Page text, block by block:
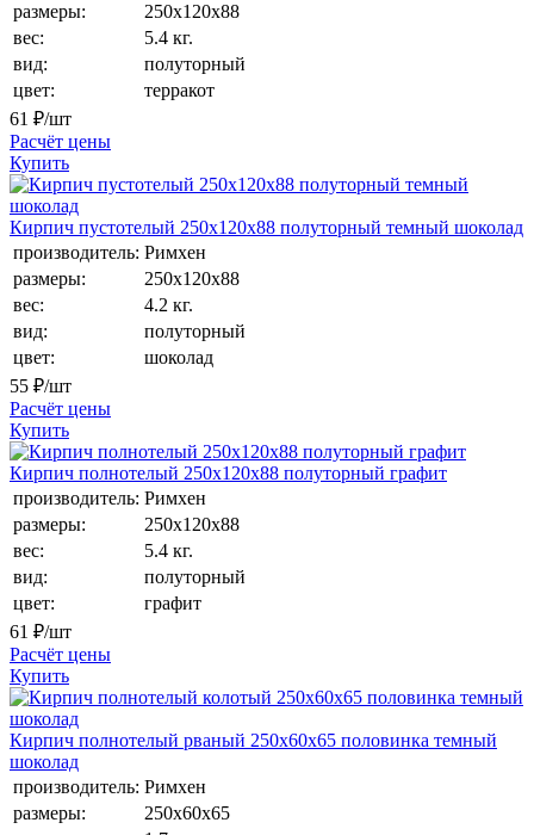
размеры:
250х120х88
вес:
5.4 кг.
вид:
полуторный
цвет:
терракот
61 ₽/шт
Расчёт цены
Купить
Кирпич пустотелый 250х120х88 полуторный темный шоколад
производитель: Римхен
размеры:
250х120х88
вес:
4.2 кг.
вид:
полуторный
цвет:
шоколад
55 ₽/шт
Расчёт цены
Купить
Кирпич полнотелый 250х120х88 полуторный графит
производитель: Римхен
размеры:
250х120х88
вес:
5.4 кг.
вид:
полуторный
цвет:
графит
61 ₽/шт
Расчёт цены
Купить
Кирпич полнотелый рваный 250х60х65 половинка темный
шоколад
производитель: Римхен
размеры:
250х60х65